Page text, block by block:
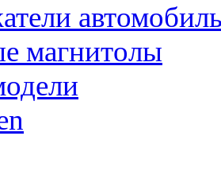
магнитолы